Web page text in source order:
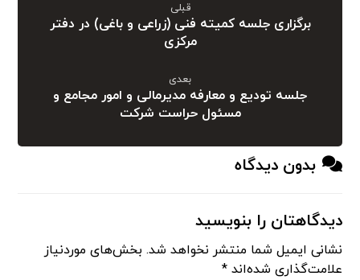
قبلی
برگزاری جلسه کمیته فنی (زراعی و باغی) در دفتر
مرکزی
بعدی
جلسه تودیع و معارفه مدیرمالی و امور مجامع و
مسئول حراست شرکت
بدون دیدگاه
دیدگاهتان را بنویسید
نشانی ایمیل شما منتشر نخواهد شد. بخش‌های موردنیاز
علامت‌گذاری شده‌اند*